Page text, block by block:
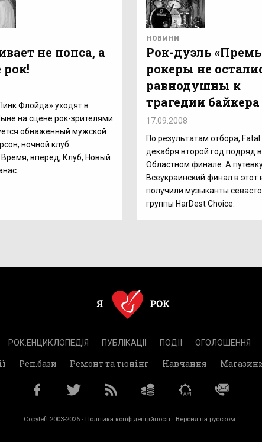
не попса, а
Флойда» уходят в
на сцене рок-зрителями
обнаженный мужской
ночной клуб
Время, вперед, Клуб, Новый
НОВИНИ
Рок-дуэль
рокеры не
равнодушны к
трагедии байкера
17.09.2008
По результатам отбора, Fatal
декабря второй год подряд
Областном финале. А
Всеукраинский финал в этот
получили музыканты
группы HarDest Choice.
РОК.ЕНЦИКЛОПЕДІЯ ПУБЛІКАЦІЇ ПОДІЇ ОГОЛОШЕННЯ
Реп.бази Ремонт та тюнінг Навчання
Copyleft 2003-2026 · Політика конфіденційності · Версия на русском